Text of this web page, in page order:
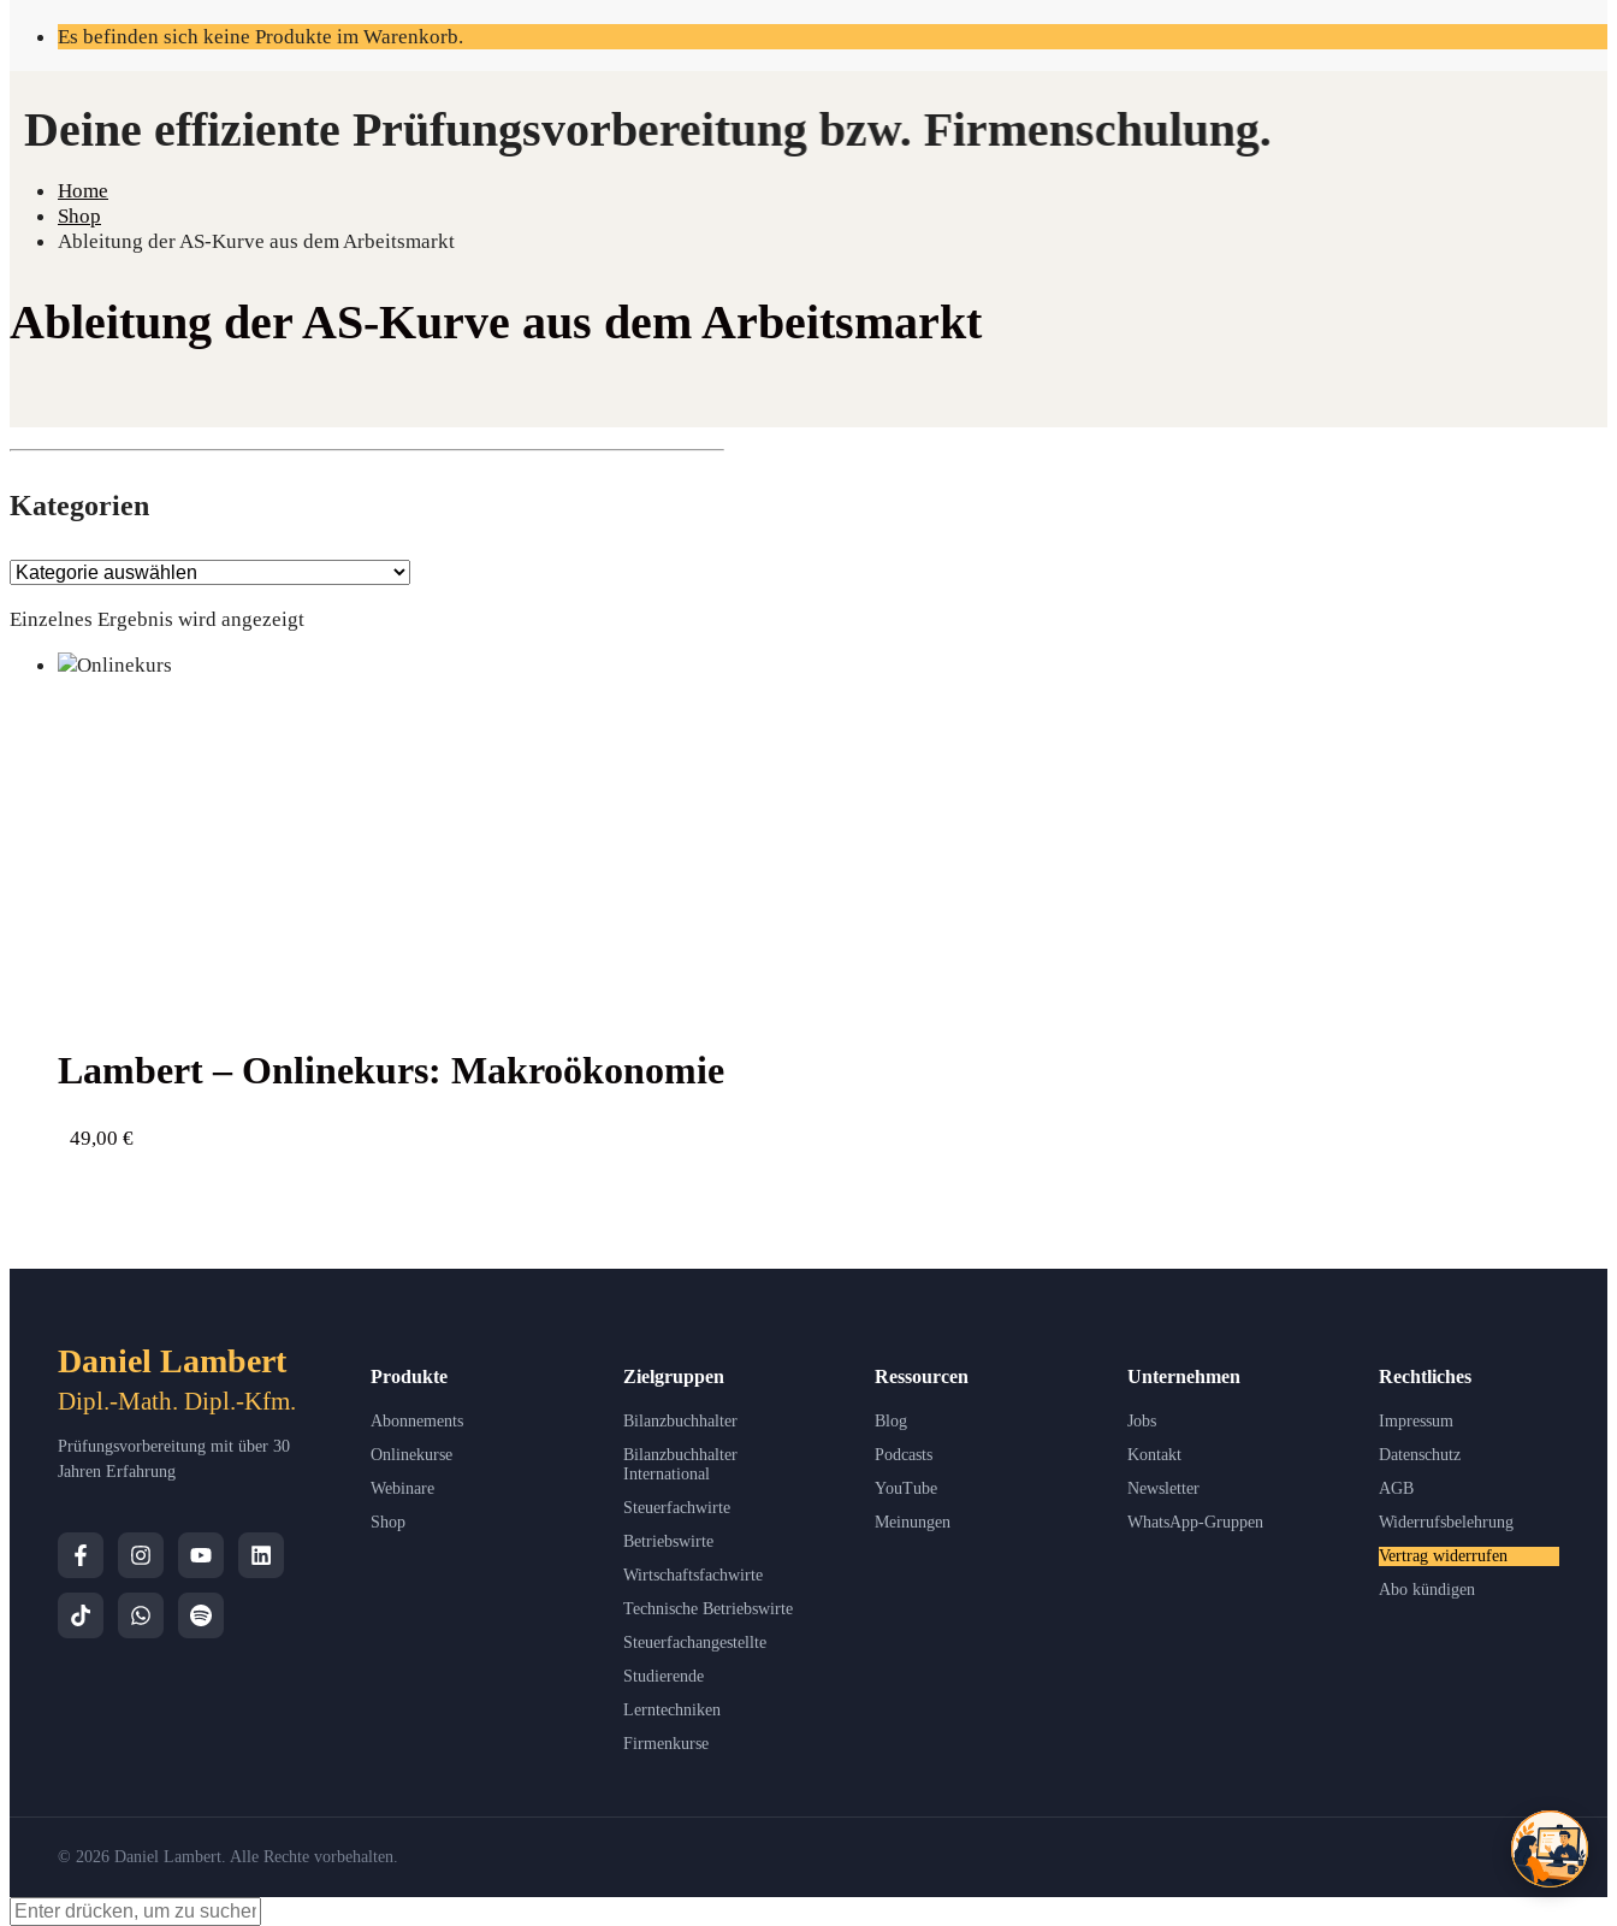
Es befinden sich keine Produkte im Warenkorb.
Home
Shop
Ableitung der AS-Kurve aus dem Arbeitsmarkt
Ableitung der AS-Kurve aus dem Arbeitsmarkt
Kate­go­rien
Einzelnes Ergebnis wird angezeigt
Lam­bert – Online­kurs: Makroökonomie
49,00 €
Daniel Lambert
Dipl.-Math. Dipl.-Kfm.
Prüfungsvorbereitung mit über 30
Jahren Erfahrung
Produkte
Abonnements
Onlinekurse
Webinare
Shop
Zielgruppen
Bilanzbuchhalter
Bilanzbuchhalter
International
Steuerfachwirte
Betriebswirte
Wirtschaftsfachwirte
Technische Betriebswirte
Steuerfachangestellte
Studierende
Lerntechniken
Firmenkurse
Ressourcen
Blog
Podcasts
YouTube
Meinungen
Unternehmen
Jobs
Kontakt
Newsletter
WhatsApp-Gruppen
Rechtliches
Impressum
Datenschutz
AGB
Widerrufsbelehrung
Vertrag widerrufen
Abo kündigen
© 2026 Daniel Lambert. Alle Rechte vorbehalten.